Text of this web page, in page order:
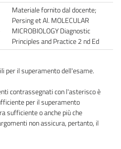
Materiale fornito dal docente;
Persing et Al. MOLECULAR
MICROBIOLOGY Diagnostic
Principles and Practice 2 nd Ed
per il superamento dell'esame.
contrassegnati con l'asterisco è
per il superamento
sufficiente o anche più che
non assicura, pertanto, il